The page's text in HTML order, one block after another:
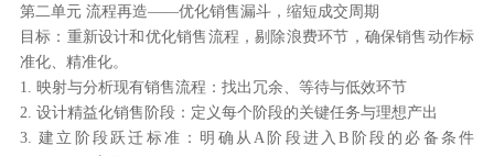
第二单元 流程再造——优化销售漏斗，缩短成交周期
目标：重新设计和优化销售流程，剔除浪费环节，确保销售动作标
准化、精准化。
1. 映射与分析现有销售流程：找出冗余、等待与低效环节
2. 设计精益化销售阶段：定义每个阶段的关键任务与理想产出
3. 建立阶段跃迁标准：明确从A阶段进入B阶段的必备条件